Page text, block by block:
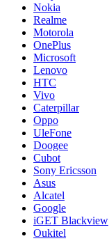
Nokia
Realme
Motorola
OnePlus
Microsoft
Lenovo
HTC
Vivo
Caterpillar
Oppo
UleFone
Doogee
Cubot
Sony Ericsson
Asus
Alcatel
Google
iGET Blackview
Oukitel